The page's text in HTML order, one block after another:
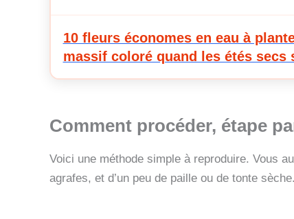
10 fleurs économes en eau à
massif coloré quand les étés secs
Comment procéder, étape
Voici une méthode simple à reproduire. Vous
agrafes, et d’un peu de paille ou de tonte sèche.